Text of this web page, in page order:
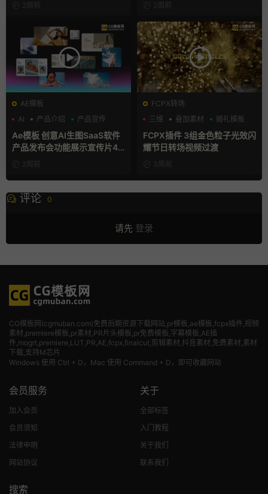
2周前 2周前
AE模板
AI
产品介绍 产品宣传
Ae模板 创意AI生图SaaS软件
产品发布会功能展示宣传片4K
片头2周前
FCPX转场
三维
叠加素材 婚礼模板
FCPX插件 3组金色粒子光效闪
耀节日转场视频过渡
3周前
评论 0
请先 登录
CG模板网(cgmuban.com)免费后期资源下载网站,pr模板,ae模板,fcpx插件,视频
素材 ,premiere模板,pr素材,PR片头模板,pr免费模板,字幕模板,AE插
件,mogrt,premiere,LUT,PR,AE,fcpx,finalcut,剪辑素材,抖音素材,免费素材,素材
下载,支持M芯片
Windows 使用 Ctrl + D，Mac 使用 Command + D，即可收藏网站
会员服务
加入会员
会员须知
法律申明
网站协议
关于
全部标签
入门教程
关于我们
联系我们
搜索